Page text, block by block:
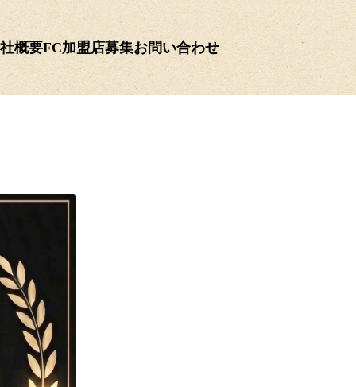
概要FC加盟店募集お問い合わせ